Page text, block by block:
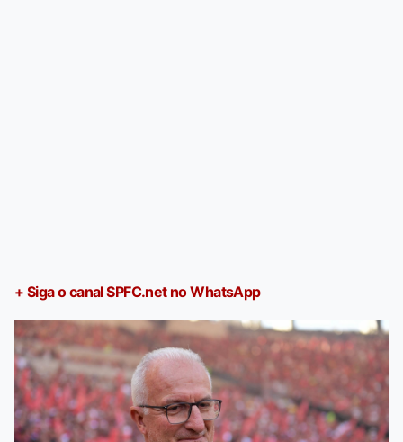
+ Siga o canal SPFC.net no WhatsApp